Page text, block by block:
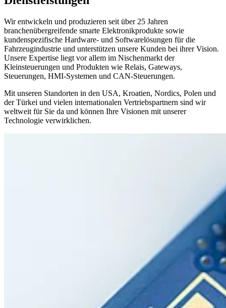
Wir entwickeln und produzieren seit über 25 Jahren
branchenübergreifende smarte Elektronikprodukte sowie
kundenspezifische Hardware- und Softwarelösungen für die
Fahrzeugindustrie und unterstützen unsere Kunden bei ihrer Vision.
Unsere Expertise liegt vor allem im Nischenmarkt der
Kleinsteuerungen und Produkten wie Relais, Gateways,
Steuerungen, HMI-Systemen und CAN-Steuerungen.
Mit unseren Standorten in den USA, Kroatien, Nordics, Polen und
der Türkei und vielen internationalen Vertriebspartnern sind wir
weltweit für Sie da und können Ihre Visionen mit unserer
Technologie verwirklichen.